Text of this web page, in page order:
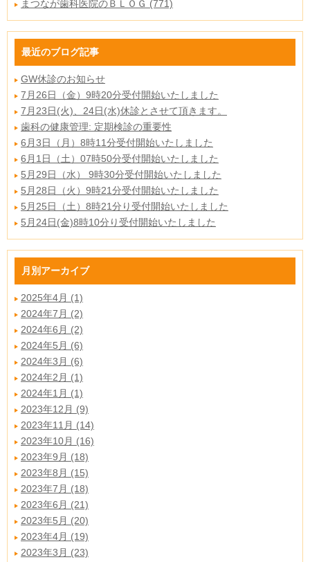
まつなが歯科医院のＢＬＯＧ (771)
最近のブログ記事
GW休診のお知らせ
7月26日（金）9時20分受付開始いたしました
7月23日(火)、24日(水)休診とさせて頂きます。
歯科の健康管理: 定期検診の重要性
6月3日（月）8時11分受付開始いたしました
6月1日（土）07時50分受付開始いたしました
5月29日（水） 9時30分受付開始いたしました
5月28日（火）9時21分受付開始いたしました
5月25日（土）8時21分り受付開始いたしました
5月24日(金)8時10分り受付開始いたしました
月別アーカイブ
2025年4月 (1)
2024年7月 (2)
2024年6月 (2)
2024年5月 (6)
2024年3月 (6)
2024年2月 (1)
2024年1月 (1)
2023年12月 (9)
2023年11月 (14)
2023年10月 (16)
2023年9月 (18)
2023年8月 (15)
2023年7月 (18)
2023年6月 (21)
2023年5月 (20)
2023年4月 (19)
2023年3月 (23)